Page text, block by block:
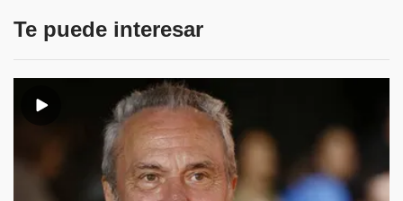
Te puede interesar